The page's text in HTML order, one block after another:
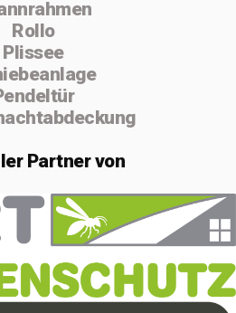
Rollo
Plissee
Partner von